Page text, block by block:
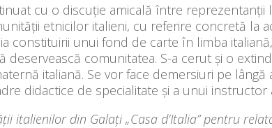
cu o discuție amicală între
etnicilor italieni, cu referire concretă la
constituirii unui fond de carte în limba
deservească comunitatea. S-a cerut și o
italiană. Se vor face demersiuri pe
didactice de specialitate și a unui instructor
italienilor din Galați „Casa d’Italia” pentru